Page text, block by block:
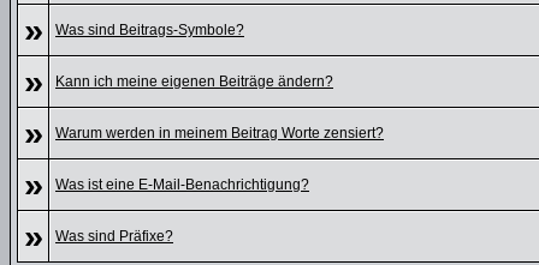
» Was sind Beitrags-Symbole?
» Kann ich meine eigenen Beiträge ändern?
» Warum werden in meinem Beitrag Worte zensiert?
» Was ist eine E-Mail-Benachrichtigung?
» Was sind Präfixe?